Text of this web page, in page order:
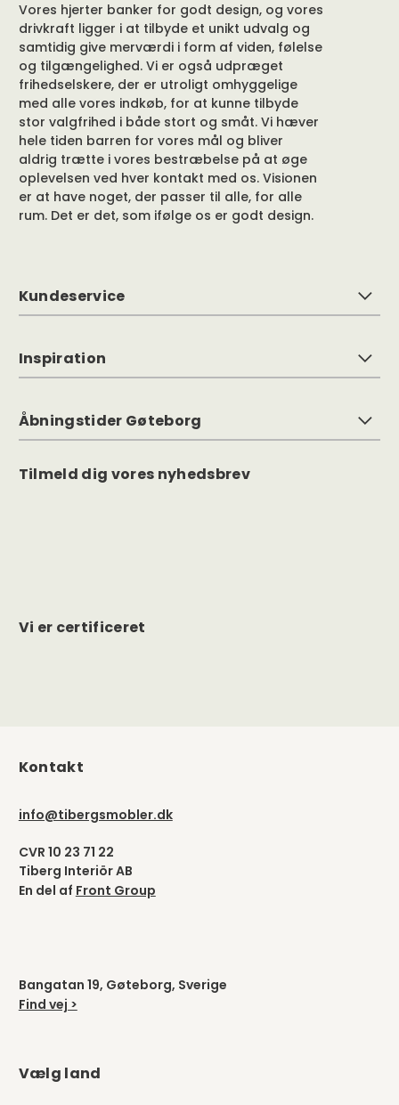
Vores hjerter banker for godt design, og vores
drivkraft ligger i at tilbyde et unikt udvalg og
samtidig give merværdi i form af viden, følelse
og tilgængelighed. Vi er også udpræget
frihedselskere, der er utroligt omhyggelige
med alle vores indkøb, for at kunne tilbyde
stor valgfrihed i både stort og småt. Vi hæver
hele tiden barren for vores mål og bliver
aldrig trætte i vores bestræbelse på at øge
oplevelsen ved hver kontakt med os. Visionen
er at have noget, der passer til alle, for alle
rum. Det er det, som ifølge os er godt design.
Kundeservice
Inspiration
Åbningstider Gøteborg
Tilmeld dig vores nyhedsbrev
Vi er certificeret
Kontakt
info@tibergsmobler.dk
CVR 10 23 71 22
Tiberg Interiör AB
En del af Front Group
Bangatan 19, Gøteborg, Sverige
Find vej >
Vælg land